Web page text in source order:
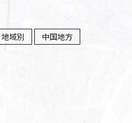
地域別
中国地方